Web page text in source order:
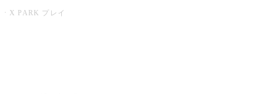
X PARK プレイ